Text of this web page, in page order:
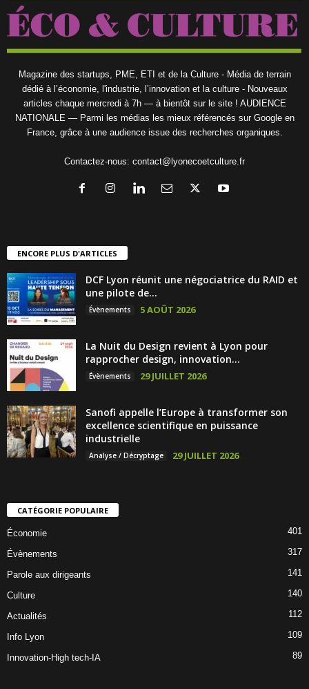
Magazine des startups, PME, ETI et de la Culture - Média de terrain
dédié à l’économie, l'industrie, l’innovation et la culture - Nouveaux
articles chaque mercredi à 7h — à bientôt sur le site ! AUDIENCE
NATIONALE — Parmi les médias les mieux référencés sur Google en
France, grâce à une audience issue des recherches organiques.
Contactez-nous: contact@lyonecoetculture.fr
ENCORE PLUS D'ARTICLES
DCF Lyon réunit une négociatrice du RAID et
une pilote de...
Évènements 5 AOÛT 2026
La Nuit du Design revient à Lyon pour
rapprocher design, innovation...
Évènements 29 JUILLET 2026
Sanofi appelle l’Europe à transformer son
excellence scientifique en puissance
industrielle
Analyse / Décryptage 29 JUILLET 2026
CATÉGORIE POPULAIRE
Économie 401
Évènements 317
Parole aux dirigeants 141
Culture 140
Actualités 112
Info Lyon 109
Innovation-High tech-IA 89